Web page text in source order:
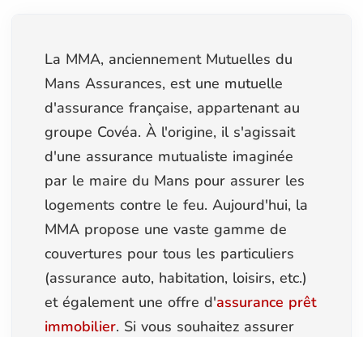
La MMA, anciennement Mutuelles du
Mans Assurances, est une mutuelle
d'assurance française, appartenant au
groupe Covéa. À l'origine, il s'agissait
d'une assurance mutualiste imaginée
par le maire du Mans pour assurer les
logements contre le feu. Aujourd'hui, la
MMA propose une vaste gamme de
couvertures pour tous les particuliers
(assurance auto, habitation, loisirs, etc.)
et également une offre d'assurance prêt
immobilier. Si vous souhaitez assurer